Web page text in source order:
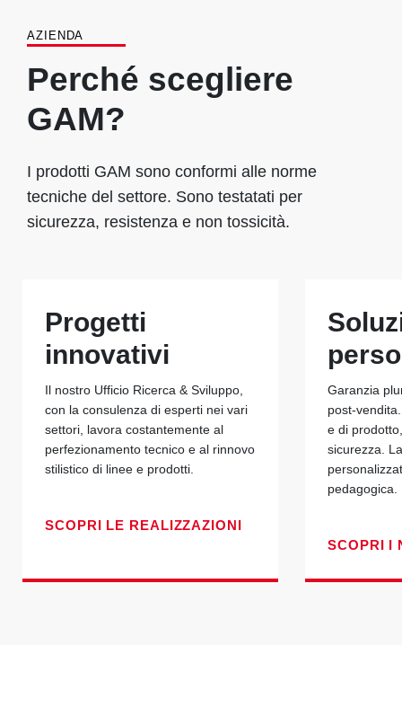
AZIENDA
Perché scegliere
GAM?
I prodotti GAM sono conformi alle norme
tecniche del settore. Sono testatati per
sicurezza, resistenza e non tossicità.
Progetti
innovativi
Il nostro Ufficio Ricerca & Sviluppo,
con la consulenza di esperti nei vari
settori, lavora costantemente al
perfezionamento tecnico e al rinnovo
stilistico di linee e prodotti.
SCOPRI LE REALIZZAZIONI
Garanzia
post-
e di
sicurezza.
pedagogica.
SCOPRI I